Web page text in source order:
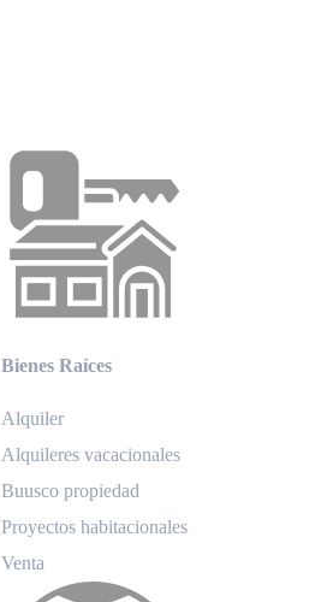
Bienes Raíces
Alquiler
Alquileres vacacionales
Buusco propiedad
Proyectos habitacionales
Venta